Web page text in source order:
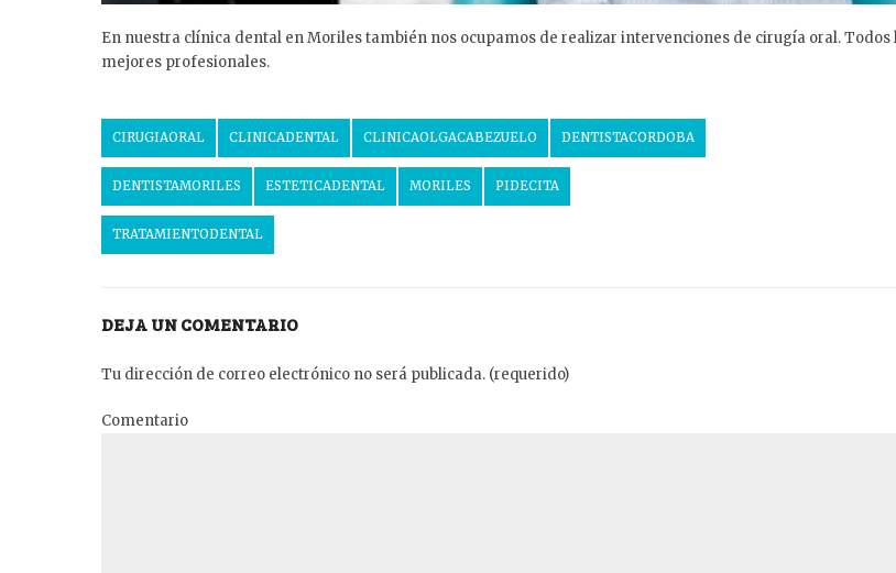
En nuestra clínica dental en Moriles también nos ocupamos de realizar intervenciones de cirugía oral.
mejores profesionales.
CIRUGIAORAL CLINICADENTAL CLINICAOLGACABEZUELO DENTISTACORDOBA
DENTISTAMORILES ESTETICADENTAL MORILES PIDECITA
TRATAMIENTODENTAL
DEJA UN COMENTARIO
Tu dirección de correo electrónico no será publicada. (requerido)
Comentario